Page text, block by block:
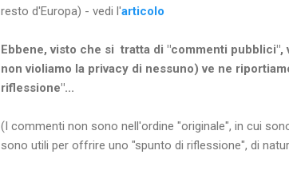
resto d'Europa) - vedi l'articolo
Ebbene, visto che si tratta di "commenti
non violiamo la privacy di nessuno) ve ne
riflessione"...
(I commenti non sono nell'ordine "originale", in cui
sono utili per offrire uno "spunto di riflessione", di